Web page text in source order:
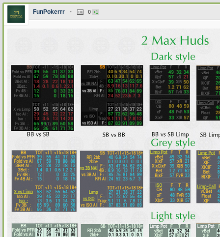
FunPokerrr • 0 +1